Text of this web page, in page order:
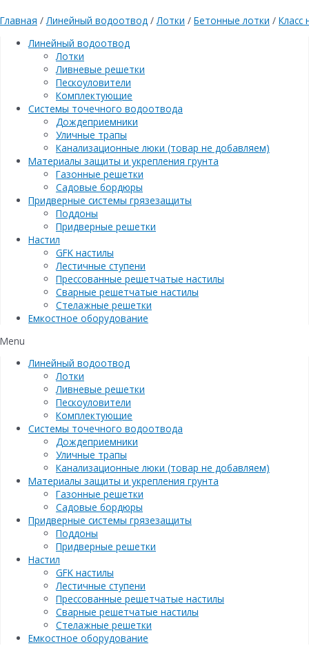
Главная /Линейный водоотвод /Лотки / Бетонные лотки / Класс
Линейный водоотвод
Лотки
Ливневые решетки
Пескоуловители
Комплектующие
Системы точечного водоотвода
Дождеприемники
Уличные трапы
Канализационные люки (товар не добавляем)
Материалы защиты и укрепления грунта
Газонные решетки
Садовые бордюры
Придверные системы грязезащиты
Поддоны
Придверные решетки
Настил
GFK настилы
Лестичные ступени
Прессованные решетчатые настилы
Сварные решетчатые настилы
Стелажные решетки
Емкостное оборудование
Menu
Линейный водоотвод
Лотки
Ливневые решетки
Пескоуловители
Комплектующие
Системы точечного водоотвода
Дождеприемники
Уличные трапы
Канализационные люки (товар не добавляем)
Материалы защиты и укрепления грунта
Газонные решетки
Садовые бордюры
Придверные системы грязезащиты
Поддоны
Придверные решетки
Настил
GFK настилы
Лестичные ступени
Прессованные решетчатые настилы
Сварные решетчатые настилы
Стелажные решетки
Емкостное оборудование